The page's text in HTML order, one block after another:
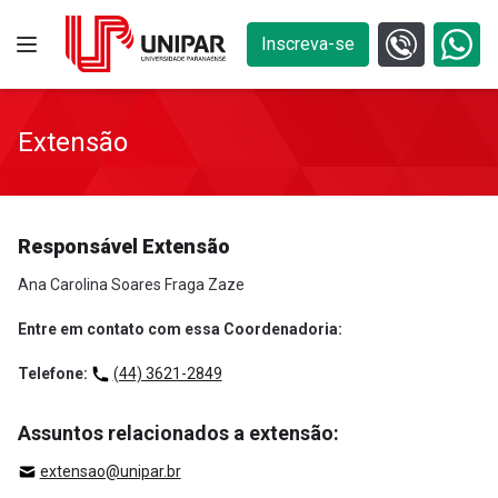
Inscreva-se
Extensão
Responsável Extensão
Ana Carolina Soares Fraga Zaze
Entre em contato com essa Coordenadoria:
Telefone: (44) 3621-2849
Assuntos relacionados a extensão:
extensao@unipar.br